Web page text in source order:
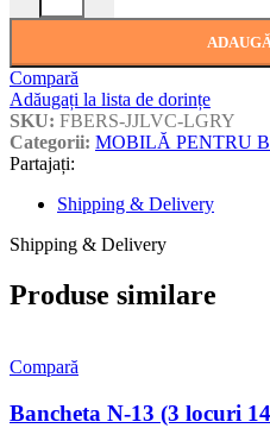
Compară
Adăugați la lista de dorințe
SKU: FBERS-JJLVC-LGRY
Categorii: MOBILĂ PENTRU
Partajați:
Shipping & Delivery
Shipping & Delivery
Produse similare
Compară
Bancheta N-13 (3 locuri